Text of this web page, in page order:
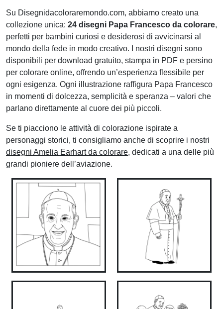
Su Disegnidacoloraremondo.com, abbiamo creato una
collezione unica: 24 disegni Papa Francesco da colorare,
perfetti per bambini curiosi e desiderosi di avvicinarsi al
mondo della fede in modo creativo. I nostri disegni sono
disponibili per download gratuito, stampa in PDF e persino
per colorare online, offrendo un’esperienza flessibile per
ogni esigenza. Ogni illustrazione raffigura Papa Francesco
in momenti di dolcezza, semplicità e speranza – valori che
parlano direttamente al cuore dei più piccoli.
Se ti piacciono le attività di colorazione ispirate a
personaggi storici, ti consigliamo anche di scoprire i nostri
disegni Amelia Earhart da colorare, dedicati a una delle più
grandi pioniere dell’aviazione.